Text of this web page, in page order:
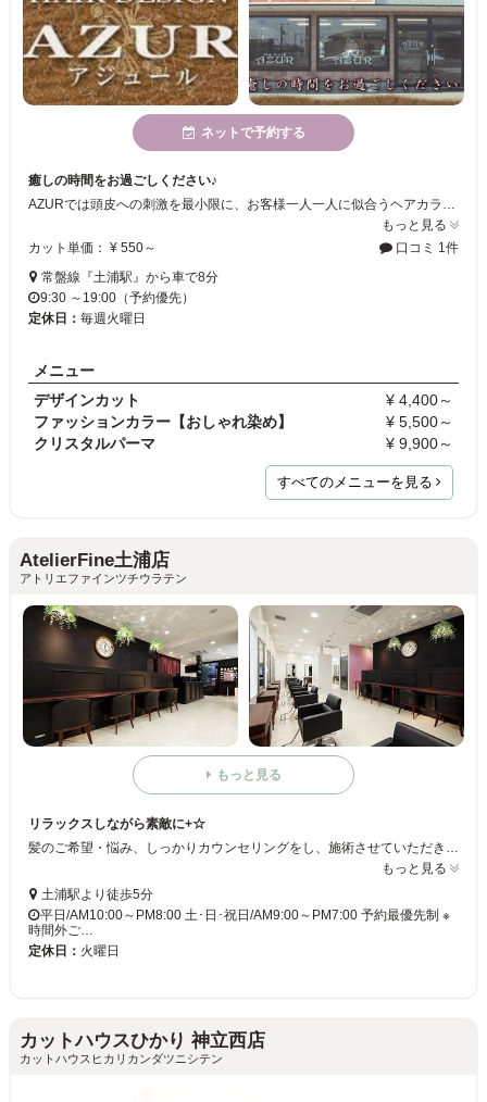
ネットで予約する
癒しの時間をお過ごしください♪
AZURでは頭皮への刺激を最小限に、お客様一人一人に似合うヘアカラーレシピを作り、ご提案します！自宅でもお手入れや再現のしやすいカットを提供していますので、是非、一度ご来店してお試しください♪
もっと見る
カット単価： ¥ 550～
口コミ 1件
常盤線『土浦駅』から車で8分
9:30 ～19:00（予約優先）
定休日： 毎週火曜日
メニュー
デザインカット
¥ 4,400～
ファッションカラー【おしゃれ染め】
¥ 5,500～
クリスタルパーマ
¥ 9,900～
すべてのメニューを見る
AtelierFine土浦店
アトリエファインツチウラテン
もっと見る
リラックスしながら素敵に+☆
もっと見る
土浦駅より徒歩5分
平日/AM10:00～PM8:00 土･日･祝日/AM9:00～PM7:00 予約最優先制 ※
時間外ご…
定休日： 火曜日
カットハウスひかり 神立西店
カットハウスヒカリカンダツニシテン